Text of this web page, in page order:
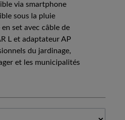
via smartphone
sous la pluie
set avec câble de
L et adaptateur AP
du jardinage,
et les municipalités